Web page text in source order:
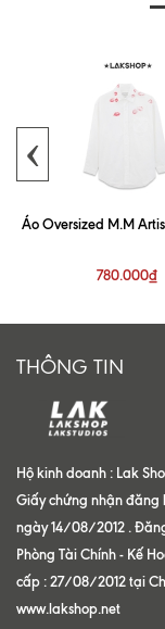
Áo Oversized M.M
780.000₫
‹
THÔNG TIN
Hộ kinh doanh : Lak
Giấy chứng nhận đăng
ngày 14/08/2012 .
Phòng Tài Chính - Kế
cấp : 27/08/2012 tại
www.lakshop.net